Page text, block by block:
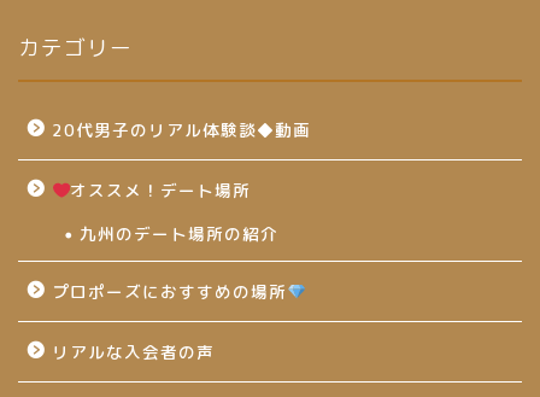
カテゴリー
20代男子のリアル体験談◆動画
オススメ！デート場所
九州のデート場所の紹介
プロポーズにおすすめの場所
リアルな入会者の声